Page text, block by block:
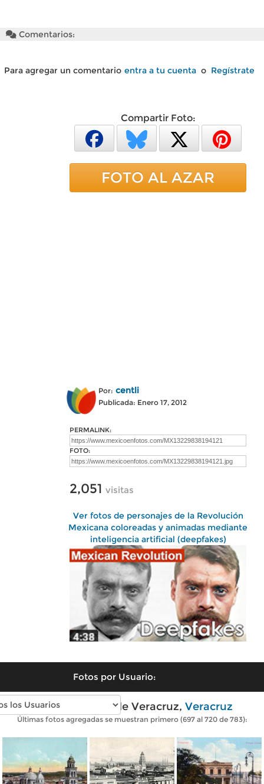
Comentarios:
Para agregar un comentario entra a tu cuenta o Regístrate
Compartir Foto:
FOTO AL AZAR
Por: centli
Publicada: Enero 17, 2012
PERMALINK:
FOTO:
2,051 visitas
Ver fotos de personajes de la Revolución
Mexicana coloreadas y animadas mediante
inteligencia artificial (deepfakes)
Fotos por Usuario:
Fotos antiguas de Veracruz, Veracruz
Últimas fotos agregadas se muestran primero (697 al 720 de 783):